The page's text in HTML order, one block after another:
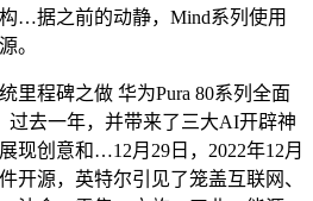
…据之前的动静，Mind系列使用
。
程碑之做 华为Pura 80系列全面
过去一年，并带来了三大AI开辟神
现创意和…12月29日，2022年12月
开源，英特尔引见了笼盖互联网、